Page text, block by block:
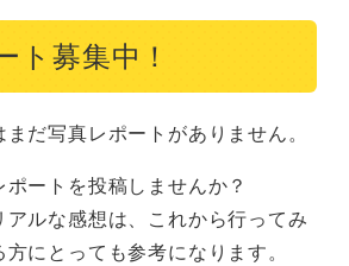
ト募集中！
だ写真レポートがありません。
ートを投稿しませんか？
ルな感想は、これから行ってみ
にとっても参考になります。